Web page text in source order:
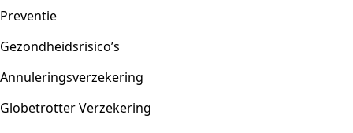
Preventie
Gezondheidsrisico’s
Annuleringsverzekering
Globetrotter Verzekering